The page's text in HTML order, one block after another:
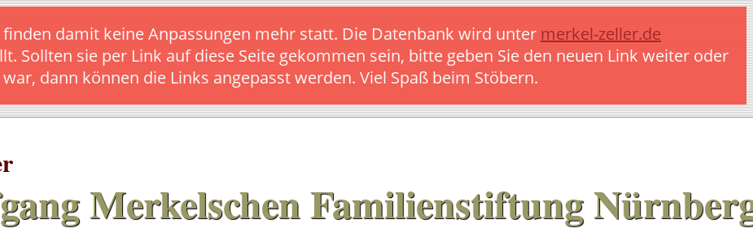
finden damit keine Anpassungen mehr statt. Die Datenbank wird unter merkel-zeller.de
Sollten sie per Link auf diese Seite gekommen sein, bitte geben Sie den neuen Link weiter oder
dann können die Links angepasst werden. Viel Spaß beim Stöbern.
Merkelschen Familienstiftung